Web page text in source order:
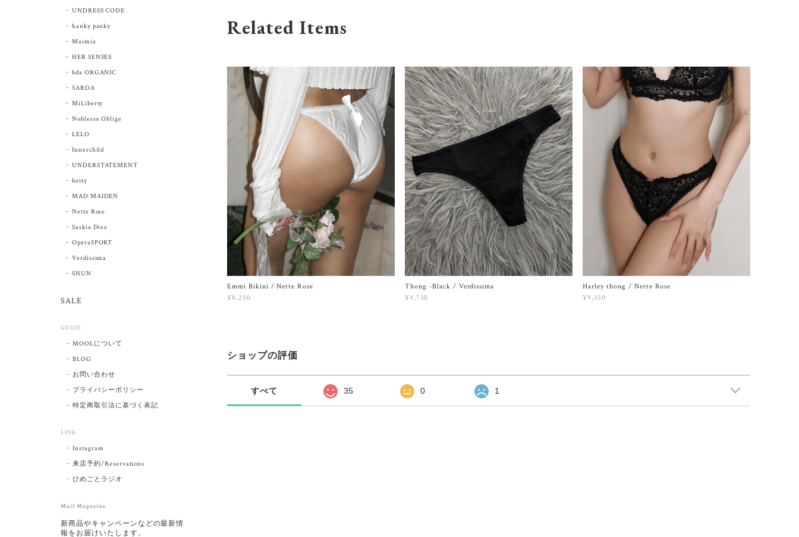
Related Items
Emmi Bikini / Nette Rose
¥8,250
Thong -Black / Verdissima
¥4,730
Harley thong / Nette Rose
¥9,350
ショップの評価
すべて 35 0 1
UNDRESS CODE
hanky panky
Maimia
HER SENSES
bda ORGANIC
SARDA
MiLiberty
Noblesse Oblige
LELO
Innerchild
UNDERSTATEMENT
betty
MAD MAIDEN
Nette Rose
Saskia Diez
OperaSPORT
Verdissima
SHUN
SALE
GUIDE
MOOLについて
BLOG
お問い合わせ
プライバシーポリシー
特定商取引法に基づく表記
LINK
Instagram
来店予約/Reservations
ひめごとラジオ
Mail Magazine
新商品やキャンペーンなどの最新情
報をお届けいたします。